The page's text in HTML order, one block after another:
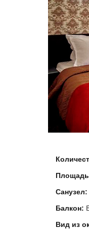
Санузел:
Балкон:
Вид из